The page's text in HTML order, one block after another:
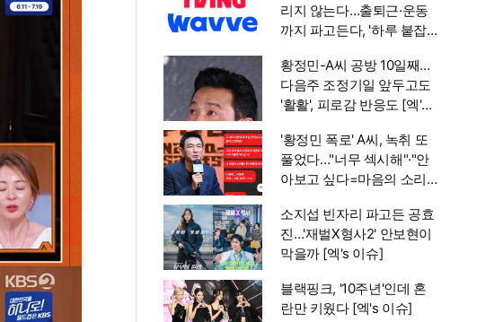
리지 않는다…출퇴근·운동
까지 파고든다, '하루 붙잡
황정민-A씨 공방 10일째…
다음주 조정기일 앞두고도
'활활', 피로감 반응도 [엑's
'황정민 폭로' A씨, 녹취 또
풀었다…"너무 섹시해"·"안
아보고 싶다=마음의 소리
소지섭 빈자리 파고든 공효
진…'재벌X형사2' 안보현이
막을까 [엑's 이슈]
블랙핑크, '10주년'인데 혼
란만 키웠다 [엑's 이슈]